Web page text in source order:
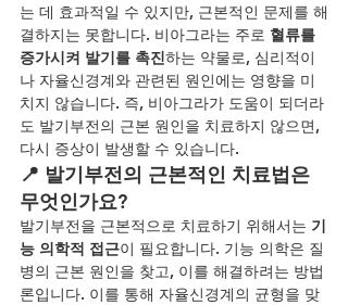
는 데 효과적일 수 있지만, 근본적인 문제를 해
결하지는 못합니다. 비아그라는 주로 혈류를
증가시켜 발기를 촉진하는 약물로, 심리적이
나 자율신경계와 관련된 원인에는 영향을 미
치지 않습니다. 즉, 비아그라가 도움이 되더라
도 발기부전의 근본 원인을 치료하지 않으면,
다시 증상이 발생할 수 있습니다.
📍 발기부전의 근본적인 치료법은
무엇인가요?
발기부전을 근본적으로 치료하기 위해서는 기
능 의학적 접근이 필요합니다. 기능 의학은 질
병의 근본 원인을 찾고, 이를 해결하려는 방법
론입니다. 이를 통해 자율신경계의 균형을 맞